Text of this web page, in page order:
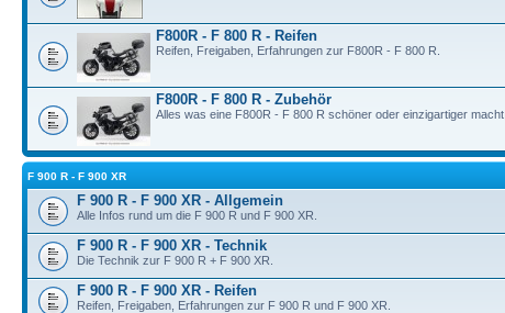
F800R - F 800 R - Reifen
Reifen, Freigaben, Erfahrungen zur F800R - F 800 R.
F800R - F 800 R - Zubehör
Alles was eine F800R - F 800 R schöner oder einzigartiger macht.
F 900 R - F 900 XR
F 900 R - F 900 XR - Allgemein
Alle Infos rund um die F 900 R und F 900 XR.
F 900 R - F 900 XR - Technik
Die Technik zur F 900 R + F 900 XR.
F 900 R - F 900 XR - Reifen
Reifen, Freigaben, Erfahrungen zur F 900 R und F 900 XR.